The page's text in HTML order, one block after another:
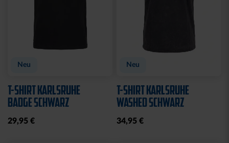
Neu
T-SHIRT KARLSRUHE
BADGE SCHWARZ
29,95 €
Neu
T-SHIRT KARLSRUHE
WASHED SCHWARZ
34,95 €